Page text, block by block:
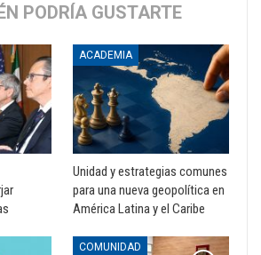
PODRÍA GUSTARTE
ACADEMIA
Unidad y estrategias comunes
para una nueva geopolítica en
América Latina y el Caribe
COMUNIDAD